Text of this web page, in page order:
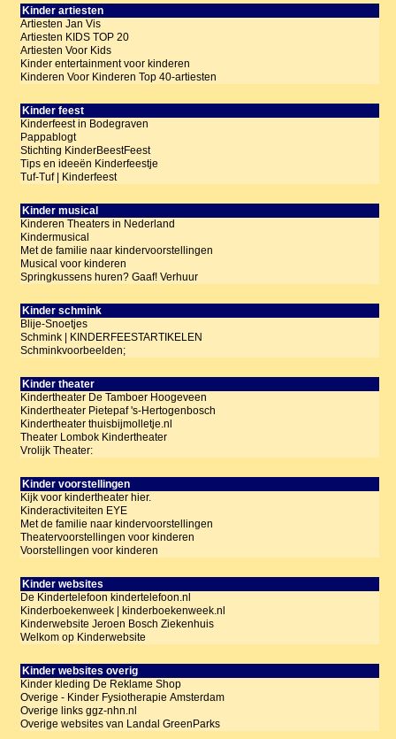
Kinder artiesten
Artiesten Jan Vis
Artiesten KIDS TOP 20
Artiesten Voor Kids
Kinder entertainment voor kinderen
Kinderen Voor Kinderen Top 40-artiesten
Kinder feest
Kinderfeest in Bodegraven
Pappablogt
Stichting KinderBeestFeest
Tips en ideeën Kinderfeestje
Tuf-Tuf | Kinderfeest
Kinder musical
Kinderen Theaters in Nederland
Kindermusical
Met de familie naar kindervoorstellingen
Musical voor kinderen
Springkussens huren? Gaaf! Verhuur
Kinder schmink
Blije-Snoetjes
Schmink | KINDERFEESTARTIKELEN
Schminkvoorbeelden;
Kinder theater
Kindertheater De Tamboer Hoogeveen
Kindertheater Pietepaf 's-Hertogenbosch
Kindertheater thuisbijmolletje.nl
Theater Lombok Kindertheater
Vrolijk Theater:
Kinder voorstellingen
Kijk voor kindertheater hier.
Kinderactiviteiten EYE
Met de familie naar kindervoorstellingen
Theatervoorstellingen voor kinderen
Voorstellingen voor kinderen
Kinder websites
De Kindertelefoon kindertelefoon.nl
Kinderboekenweek | kinderboekenweek.nl
Kinderwebsite Jeroen Bosch Ziekenhuis
Welkom op Kinderwebsite
Kinder websites overig
Kinder kleding De Reklame Shop
Overige - Kinder Fysiotherapie Amsterdam
Overige links ggz-nhn.nl
Overige websites van Landal GreenParks